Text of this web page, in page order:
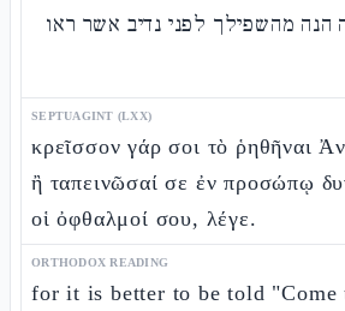
הנה מהשפילך לפני נדיב אשר ראו
SEPTUAGINT (LXX)
κρεῖσσον γάρ σοι τὸ ῥηθῆναι
ἢ ταπεινῶσαί σε ἐν προσώπῳ
οἱ ὀφθαλμοί σου, λέγε.
ORTHODOX READING
for it is better to be told "Come